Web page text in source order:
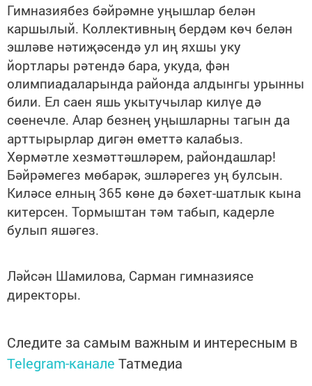
Гимназиябез бәйрәмне уңышлар белән
каршылый. Коллективның бердәм көч белән
эшләве нәтиҗәсендә ул иң яхшы уку
йортлары рәтендә бара, укуда, фән
олимпиадаларында районда алдынгы урынны
били. Ел саен яшь укытучылар килүе дә
сөенечле. Алар безнең уңышларны тагын да
арттырырлар дигән өметтә калабыз.
Хөрмәтле хезмәттәшләрем, райондашлар!
Бәйрәмегез мөбарәк, эшләрегез уң булсын.
Киләсе елның 365 көне дә бәхет-шатлык кына
китерсен. Тормыштан тәм табып, кадерле
булып яшәгез.
Ләйсән Шамилова, Сарман гимназиясе
директоры.
Следите за самым важным и интересным в
Telegram-канале Татмедиа